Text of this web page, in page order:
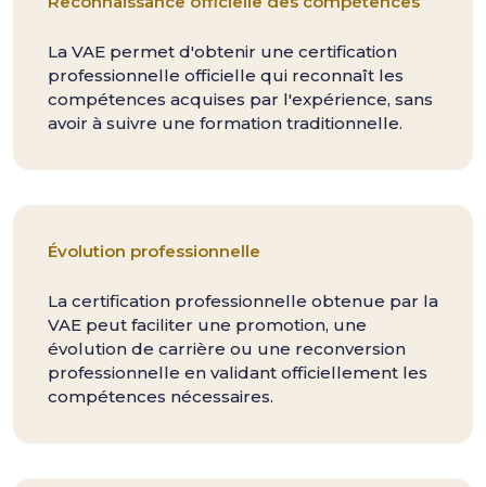
La VAE permet d'obtenir une certification
professionnelle officielle qui reconnaît les
compétences acquises par l'expérience, sans
avoir à suivre une formation traditionnelle.
Évolution professionnelle
La certification professionnelle obtenue par la
VAE peut faciliter une promotion, une
évolution de carrière ou une reconversion
professionnelle en validant officiellement les
compétences nécessaires.